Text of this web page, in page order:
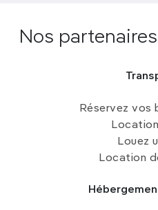
Nos partenaires
Réservez vos
Louez
Location